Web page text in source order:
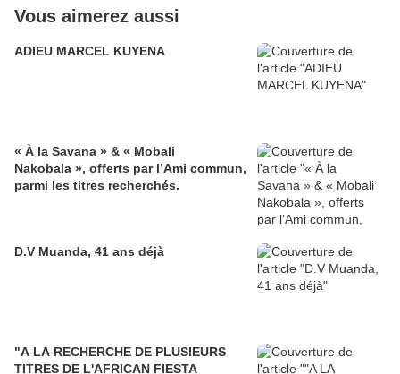
Vous aimerez aussi
ADIEU MARCEL KUYENA
« À la Savana » & « Mobali
Nakobala », offerts par l’Ami commun,
parmi les titres recherchés.
D.V Muanda, 41 ans déjà
"A LA RECHERCHE DE PLUSIEURS
TITRES DE L'AFRICAN FIESTA